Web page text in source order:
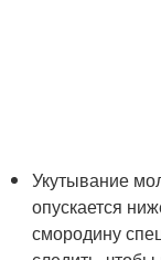
Укутывание
опускается
смородину